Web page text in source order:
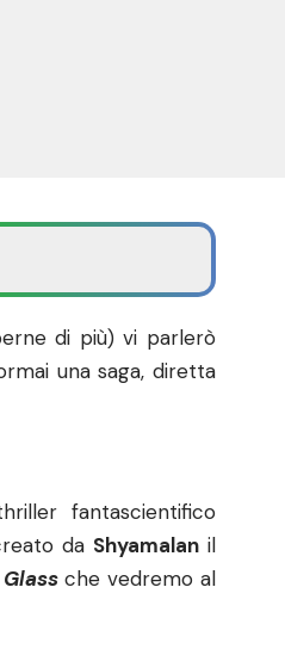
di più) vi parlerò
una saga, diretta
fantascientifico
da Shyamalanil
Glassche vedremo al